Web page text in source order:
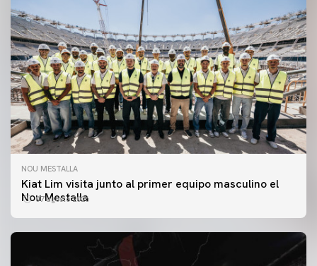
NOU MESTALLA
Kiat Lim visita junto al primer equipo masculino el
Nou Mestalla
07 agosto 2026